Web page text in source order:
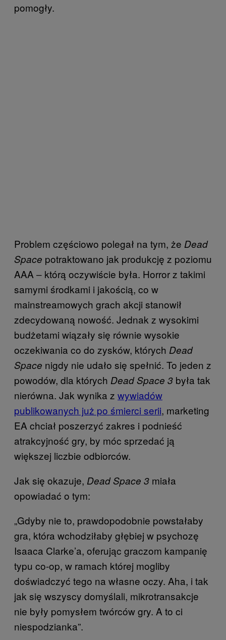
pomogły.
Problem częściowo polegał na tym, że Dead
Space potraktowano jak produkcję z poziomu
AAA ‒ którą oczywiście była. Horror z takimi
samymi środkami i jakością, co w
mainstreamowych grach akcji stanowił
zdecydowaną nowość. Jednak z wysokimi
budżetami wiązały się równie wysokie
oczekiwania co do zysków, których Dead
Space nigdy nie udało się spełnić. To jeden z
powodów, dla których Dead Space 3 była tak
nierówna. Jak wynika z wywiadów
publikowanych już po śmierci serii, marketing
EA chciał poszerzyć zakres i podnieść
atrakcyjność gry, by móc sprzedać ją
większej liczbie odbiorców.
Jak się okazuje, Dead Space 3 miała
opowiadać o tym:
„Gdyby nie to, prawdopodobnie powstałaby
gra, która wchodziłaby głębiej w psychozę
Isaaca Clarke’a, oferując graczom kampanię
typu co-op, w ramach której mogliby
doświadczyć tego na własne oczy. Aha, i tak
jak się wszyscy domyślali, mikrotransakcje
nie były pomysłem twórców gry. A to ci
niespodzianka”.